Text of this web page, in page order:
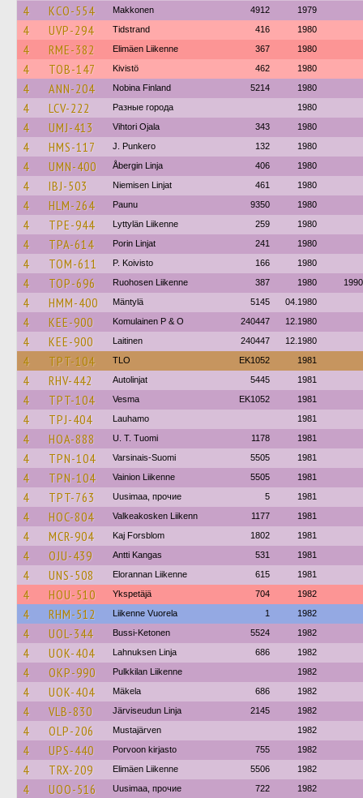
4 KCO-554 Makkonen 4912 1979
4 UVP-294 Tidstrand 416 1980
4 RME-382 Elimäen Liikenne 367 1980
4 TOB-147 Kivistö 462 1980
4 ANN-204 Nobina Finland 5214 1980
4 LCV-222 Разные города 1980
4 UMJ-413 Vihtori Ojala 343 1980
4 HMS-117 J. Punkero 132 1980
4 UMN-400 Åbergin Linja 406 1980
4 IBJ-503 Niemisen Linjat 461 1980
4 HLM-264 Paunu 9350 1980
4 TPE-944 Lyttylän Liikenne 259 1980
4 TPA-614 Porin Linjat 241 1980
4 TOM-611 P. Koivisto 166 1980
4 TOP-696 Ruohosen Liikenne 387 1980 1990
4 HMM-400 Mäntylä 5145 04.1980
4 KEE-900 Komulainen P & O 240447 12.1980
4 KEE-900 Laitinen 240447 12.1980
4 TPT-104 TLO EK1052 1981
4 RHV-442 Autolinjat 5445 1981
4 TPT-104 Vesma EK1052 1981
4 TPJ-404 Lauhamo 1981
4 HOA-888 U. T. Tuomi 1178 1981
4 TPN-104 Varsinais-Suomi 5505 1981
4 TPN-104 Vainion Liikenne 5505 1981
4 TPT-763 Uusimaa, прочие 5 1981
4 HOC-804 Valkeakosken Liikenn 1177 1981
4 MCR-904 Kaj Forsblom 1802 1981
4 OJU-439 Antti Kangas 531 1981
4 UNS-508 Elorannan Liikenne 615 1981
4 HOU-510 Ykspetäjä 704 1982
4 RHM-512 Liikenne Vuorela 1 1982
4 UOL-344 Bussi-Ketonen 5524 1982
4 UOK-404 Lahnuksen Linja 686 1982
4 OKP-990 Pulkkilan Liikenne 1982
4 UOK-404 Mäkela 686 1982
4 VLB-830 Järviseudun Linja 2145 1982
4 OLP-206 Mustajärven 1982
4 UPS-440 Porvoon kirjasto 755 1982
4 TRX-209 Elimäen Liikenne 5506 1982
4 UOO-516 Uusimaa, прочие 722 1982